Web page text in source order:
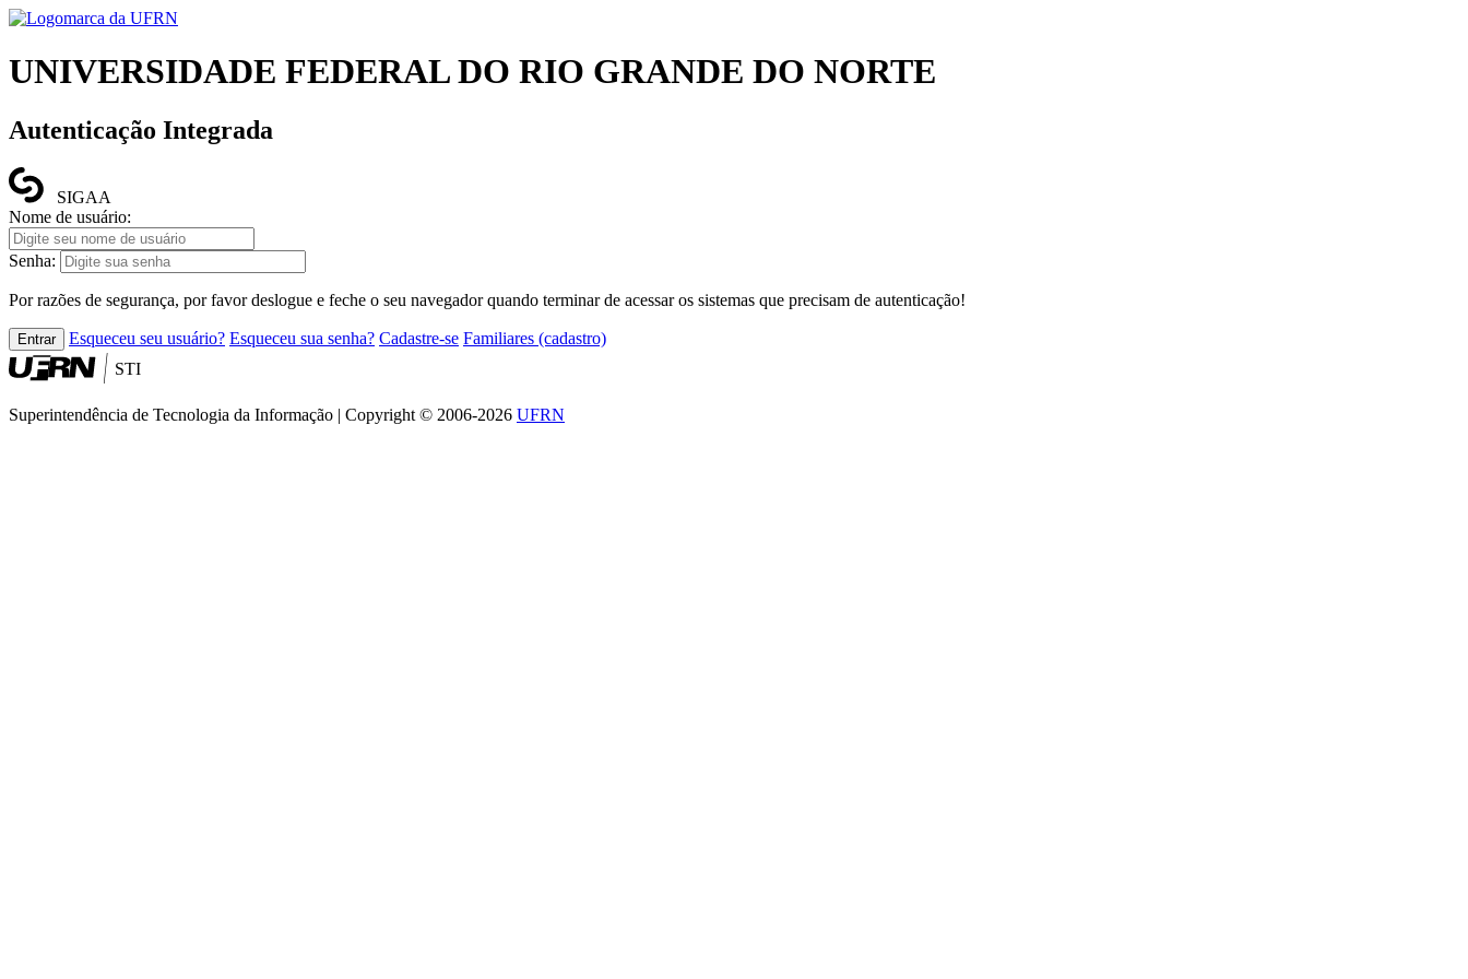
UNIVERSIDADE FEDERAL DO RIO GRANDE DO NORTE
Autenticação Integrada
SIGAA
Nome de usuário:
Senha:
Por razões de segurança, por favor deslogue e feche o seu navegador quando terminar de acessar os sistemas que precisam de autenticação!
Entrar Esqueceu seu usuário? Esqueceu sua senha? Cadastre-se Familiares (cadastro)
STI
Superintendência de Tecnologia da Informação | Copyright © 2006-2026 UFRN